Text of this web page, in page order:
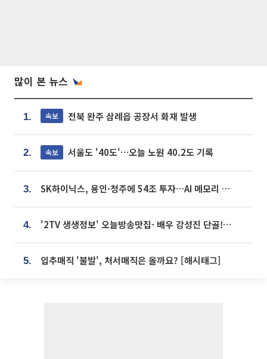
많이 본 뉴스
1. 속보 전북 완주 삼례읍 공장서 화재 발생
2. 속보 서울도 '40도'…오늘 노원 40.2도 기록
3. SK하이닉스, 용인·청주에 54조 투자…AI 메모리 생산기지 키운다
4. '2TV 생생정보' 오늘방송맛집- 배우 강성진 단골! 쌀국수ㆍ푸팟퐁 커리 맛집 '블○○○'
5. 입추매직 '불발', 처서매직은 올까요? [해시태그]